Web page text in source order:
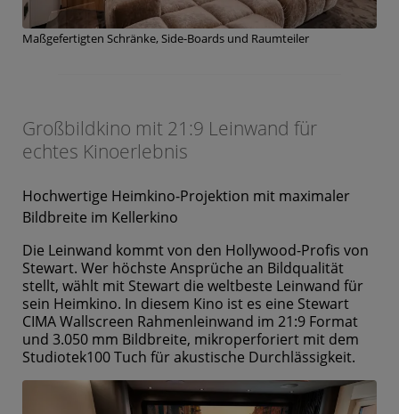
Maßgefertigten Schränke, Side-Boards und Raumteiler
Großbildkino mit 21:9 Leinwand für
echtes Kinoerlebnis
Hochwertige Heimkino-Projektion mit maximaler
Bildbreite im Kellerkino
Die Leinwand kommt von den Hollywood-Profis von
Stewart. Wer höchste Ansprüche an Bildqualität
stellt, wählt mit Stewart die weltbeste Leinwand für
sein Heimkino. In diesem Kino ist es eine Stewart
CIMA Wallscreen Rahmenleinwand im 21:9 Format
und 3.050 mm Bildbreite, mikroperforiert mit dem
Studiotek100 Tuch für akustische Durchlässigkeit.